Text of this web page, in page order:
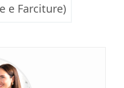
e Farciture)